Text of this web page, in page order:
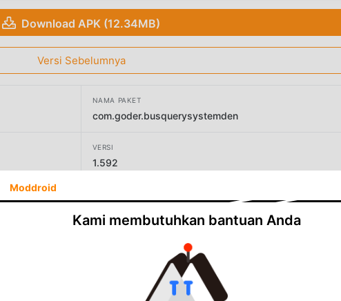
Download APK (12.34MB)
Versi Sebelumnya
NAMA PAKET
com.goder.busquerysystemden
VERSI
1.592
Moddroid
Kami membutuhkan bantuan Anda